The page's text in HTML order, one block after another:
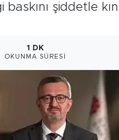
şiddetle
1 DK
OKUNMA SÜRESI